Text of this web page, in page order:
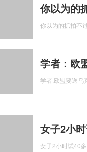
你以为的
你以为的抓拍不
学者：欧
学者,欧盟要送乌
女子2小
女子2小时试40